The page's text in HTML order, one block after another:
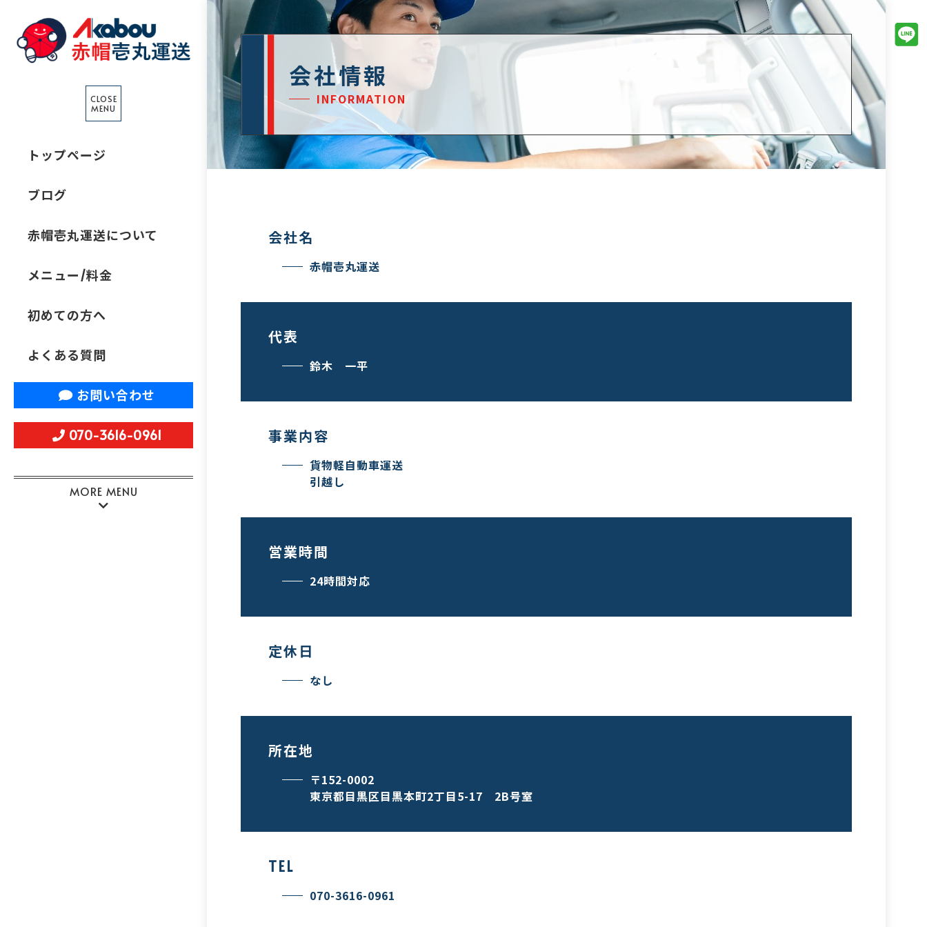
CLOSE
MENU
トップページ
ブログ
赤帽壱丸運送について
メニュー/料金
初めての方へ
よくある質問
お問い合わせ
070-3616-0961
MORE MENU
会社情報
INFORMATION
会社名
赤帽壱丸運送
代表
鈴木 一平
事業内容
貨物軽自動車運送
引越し
営業時間
24時間対応
定休日
なし
所在地
〒152-0002
東京都目黒区目黒本町2丁目5-17 2B号室
TEL
070-3616-0961